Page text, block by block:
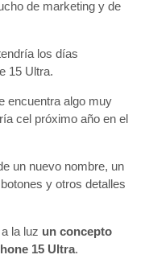
de marketing y de
los días
15 Ultra.
encuentra algo muy
cel próximo año en el
un nuevo nombre, un
y otros detalles
la luz un concepto
15 Ultra.